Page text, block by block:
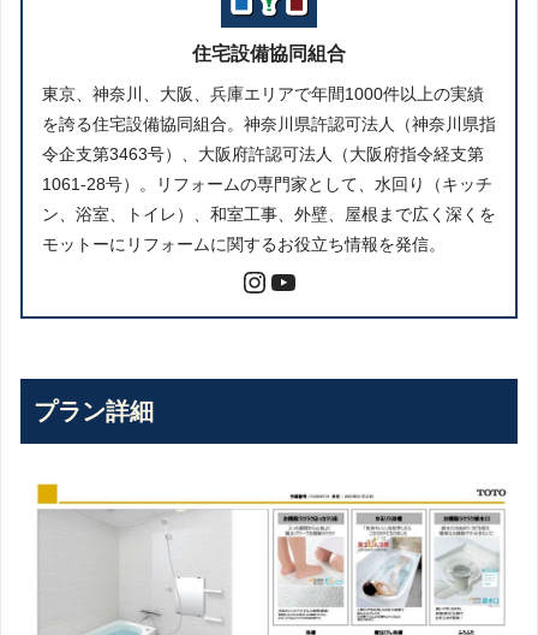
住宅設備協同組合
東京、神奈川、大阪、兵庫エリアで年間1000件以上の実績
を誇る住宅設備協同組合。神奈川県許認可法人（神奈川県指
令企支第3463号）、大阪府許認可法人（大阪府指令経支第
1061-28号）。リフォームの専門家として、水回り（キッチ
ン、浴室、トイレ）、和室工事、外壁、屋根まで広く深くを
モットーにリフォームに関するお役立ち情報を発信。
プラン詳細